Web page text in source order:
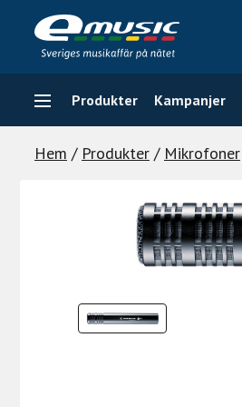
content
Produkter Kampanjer
Hem / Produkter / Mikrofoner